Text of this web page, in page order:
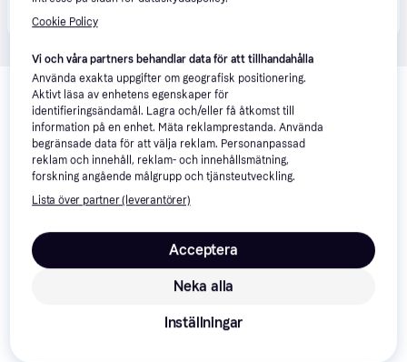
Träningsmatta Small Mörkgrön
Relaterade produkter
Vi har plockat fram ett urval av produkter som kanske skulle
intressera dig. Visa alla
-30%
Abilica Gym Mat 100 x
Yogiraj Pilates Stretch
Cookie Policy
Vi och våra partners behandlar data för att tillhandahålla
Använda exakta uppgifter om geografisk positionering.
Aktivt läsa av enhetens egenskaper för
identifieringsändamål. Lagra och/eller få åtkomst till
information på en enhet. Mäta reklamprestanda. Använda
begränsade data för att välja reklam. Personanpassad
reklam och innehåll, reklam- och innehållsmätning,
forskning angående målgrupp och tjänsteutveckling.
Lista över partner (leverantörer)
Neka alla
Acceptera
Inställningar